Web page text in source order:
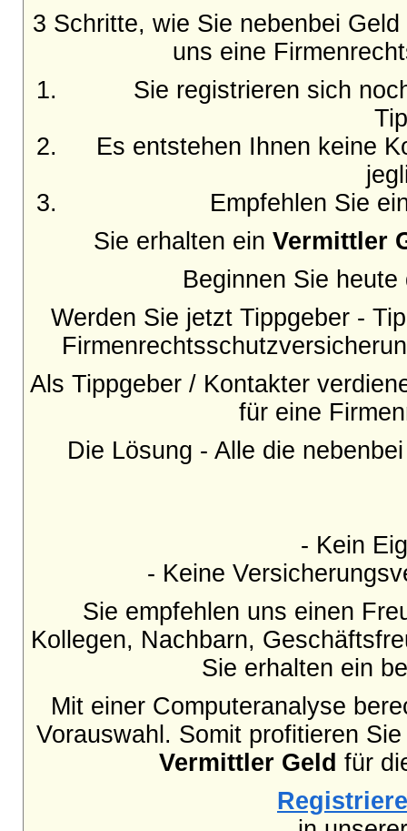
3 Schritte, wie Sie nebenbei
uns eine
Sie registrieren sich
Es entstehen Ihnen keine
Empfehlen Sie
Sie erhalten ein Vermittler
Beginnen Sie
Werden Sie jetzt Tippgeber -
Als Tippgeber / Kontakter
für eine
Die Lösung - Alle die
- Kein
- Keine
Sie empfehlen uns einen
Kollegen, Nachbarn,
Sie erhalten ein
Mit einer Computeranalyse
Vorauswahl. Somit profitieren
Vermittler Geld für